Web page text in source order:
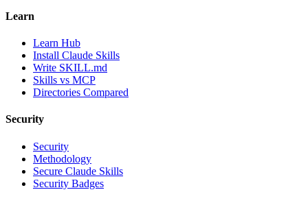
Learn
Learn Hub
Install Claude Skills
Write SKILL.md
Skills vs MCP
Directories Compared
Security
Security
Methodology
Secure Claude Skills
Security Badges